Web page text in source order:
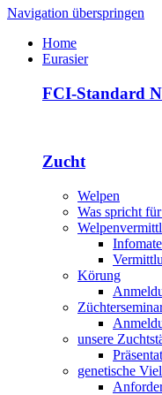
Navigation überspringen
Home
Eurasier
FCI-Standard
Zucht
Welpen
Was spricht
Körung
unsere
genetische